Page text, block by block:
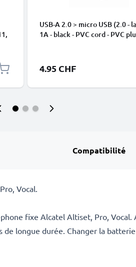
USB-A 2.0 > micro USB (2.0 -
1A - black - PVC cord - PVC
4.95 CHF
Compatibilité
Vocal.
fixe Alcatel Altiset, Pro, Vocal.
de longue durée. Changer la